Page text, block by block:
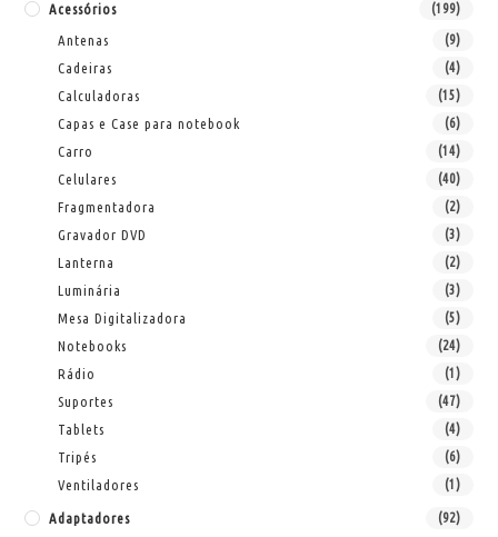
Acessórios (199)
Antenas (9)
Cadeiras (4)
Calculadoras (15)
Capas e Case para notebook (6)
Carro (14)
Celulares (40)
Fragmentadora (2)
Gravador DVD (3)
Lanterna (2)
Luminária (3)
Mesa Digitalizadora (5)
Notebooks (24)
Rádio (1)
Suportes (47)
Tablets (4)
Tripés (6)
Ventiladores (1)
Adaptadores (92)